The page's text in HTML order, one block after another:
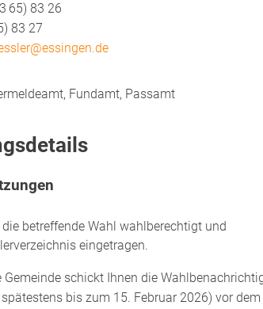
65) 83 26
83 27
Fundamt, Passamt
betreffende Wahl wahlberechtigt und
eingetragen.
Gemeinde schickt Ihnen die
bis zum 15. Februar 2026) vor